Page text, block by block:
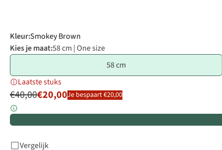
Kleur:Smokey Brown
Kies je maat:58 cm | One size
58 cm
Laatste stuks
€40,00€20,00Je bespaart €20,00
Vergelijk